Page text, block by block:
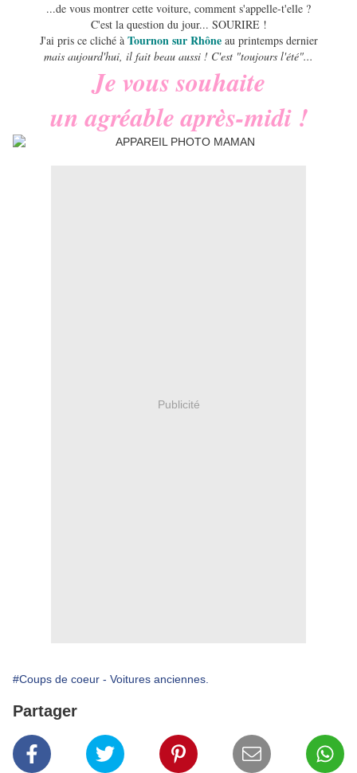
...de vous montrer cette voiture, comment s'appelle-t'elle ?
C'est la question du jour... SOURIRE !
J'ai pris ce cliché à Tournon sur Rhône au printemps dernier
mais aujourd'hui, il fait beau aussi ! C'est "toujours l'été"...
Je vous souhaite
un agréable après-midi !
Publicité
#Coups de coeur - Voitures anciennes.
Partager